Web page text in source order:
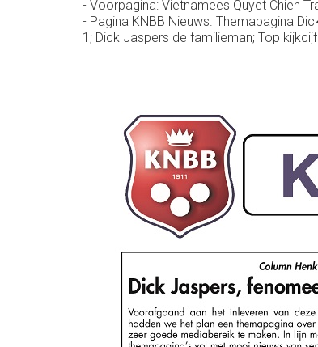
- Voorpagina: Vietnamees Quyet Chien
- Pagina KNBB Nieuws. Themapagina
1; Dick Jaspers de familieman; Top